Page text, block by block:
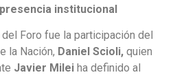
institucional
Foro fue la participación del
la Nación, Daniel Scioli, quien
Javier Milei ha definido al